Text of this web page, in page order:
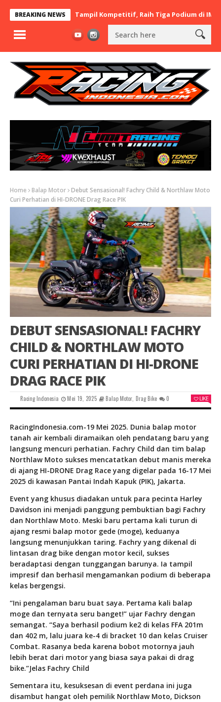
BREAKING NEWS
Lamongan Tampil Kompetitif, Raih Tiga Podium di IMB Open
Home Balap Motor Debut Sensasional! Fachry Child & Northlaw Moto
Curi Perhatian di HI-DRONE Drag Race PIK
DEBUT SENSASIONAL! FACHRY
CHILD & NORTHLAW MOTO
CURI PERHATIAN DI HI-DRONE
DRAG RACE PIK
Racing Indonesia Mei 19, 2025 Balap Motor, Drag Bike 0 LIKE
RacingIndonesia.com-19 Mei 2025. Dunia balap motor
tanah air kembali diramaikan oleh pendatang baru yang
langsung mencuri perhatian. Fachry Child dan tim balap
Northlaw Moto sukses mencatatkan debut manis mereka
di ajang HI-DRONE Drag Race yang digelar pada 16-17 Mei
2025 di kawasan Pantai Indah Kapuk (PIK), Jakarta.
Event yang khusus diadakan untuk para pecinta Harley
Davidson ini menjadi panggung pembuktian bagi Fachry
dan Northlaw Moto. Meski baru pertama kali turun di
ajang resmi balap motor gede (moge), keduanya
langsung menunjukkan taring. Fachry yang dikenal di
lintasan drag bike dengan motor kecil, sukses
beradaptasi dengan tunggangan barunya. Ia tampil
impresif dan berhasil mengamankan podium di beberapa
kelas bergengsi.
“Ini pengalaman baru buat saya. Pertama kali balap
moge dan ternyata seru banget!” ujar Fachry dengan
semangat. “Saya berhasil podium ke2 di kelas FFA 201m
dan 402 m, lalu juara ke-4 di bracket 10 dan kelas Cruiser
Combat. Rasanya beda karena bobot motornya jauh
lebih berat dari motor yang biasa saya pakai di drag
bike.”Jelas Fachry Child
Sementara itu, kesuksesan di event perdana ini juga
disambut hangat oleh pemilik Northlaw Moto, Dickson